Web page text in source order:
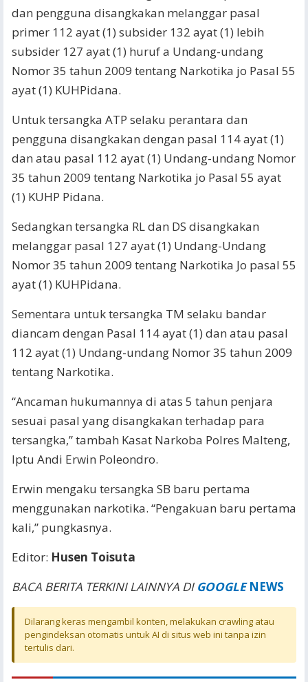
dan pengguna disangkakan melanggar pasal
primer 112 ayat (1) subsider 132 ayat (1) lebih
subsider 127 ayat (1) huruf a Undang-undang
Nomor 35 tahun 2009 tentang Narkotika jo Pasal 55
ayat (1) KUHPidana.
Untuk tersangka ATP selaku perantara dan
pengguna disangkakan dengan pasal 114 ayat (1)
dan atau pasal 112 ayat (1) Undang-undang Nomor
35 tahun 2009 tentang Narkotika jo Pasal 55 ayat
(1) KUHP Pidana.
Sedangkan tersangka RL dan DS disangkakan
melanggar pasal 127 ayat (1) Undang-Undang
Nomor 35 tahun 2009 tentang Narkotika Jo pasal 55
ayat (1) KUHPidana.
Sementara untuk tersangka TM selaku bandar
diancam dengan Pasal 114 ayat (1) dan atau pasal
112 ayat (1) Undang-undang Nomor 35 tahun 2009
tentang Narkotika.
“Ancaman hukumannya di atas 5 tahun penjara
sesuai pasal yang disangkakan terhadap para
tersangka,” tambah Kasat Narkoba Polres Malteng,
Iptu Andi Erwin Poleondro.
Erwin mengaku tersangka SB baru pertama
menggunakan narkotika. “Pengakuan baru pertama
kali,” pungkasnya.
Editor: Husen Toisuta
BACA BERITA TERKINI LAINNYA DI GOOGLENEWS
Dilarang keras mengambil konten, melakukan crawling atau
pengindeksan otomatis untuk AI di situs web ini tanpa izin
tertulis dari.